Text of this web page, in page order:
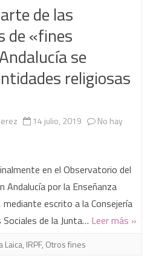
de las
de «fines
se
religiosas
14 julio, 2019
No hay
en el Observatorio del
Andalucía por la Enseñanza
mediante escrito a la Consejería
de la Junta… Leer más »
Laica, IRPF, Otros fines